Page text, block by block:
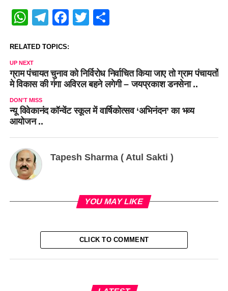
WhatsApp
Telegram
Facebook
Twitter
RELATED TOPICS:
UP NEXT
ग्राम पंचायत चुनाव को निर्विरोध निर्वाचित किया जाए तो ग्राम पंचायतों
मे विकास की गंगा अविरल बहने लगेगी – जयप्रकाश डनसेना ..
DON'T MISS
न्यू विवेकानंद कॉन्वेंट स्कूल में वार्षिकोत्सव ‘अभिनंदन’ का भव्य
आयोजन ..
Tapesh Sharma ( Atul Sakti )
YOU MAY LIKE
CLICK TO COMMENT